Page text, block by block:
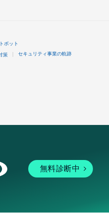
ボット
策 セキュリティ事業の軌跡
無料診断中